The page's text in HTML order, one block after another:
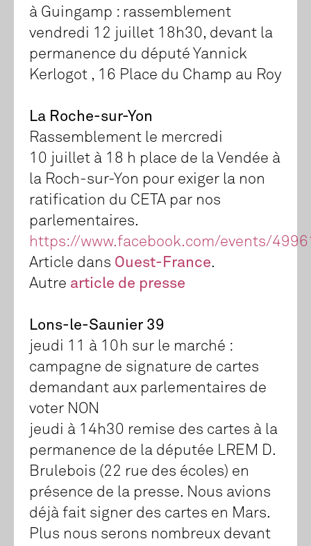
à Guingamp : rassemblement
vendredi 12 juillet 18h30, devant la
permanence du député Yannick
Kerlogot , 16 Place du Champ au Roy
La Roche-sur-Yon
Rassemblement le mercredi
10 juillet à 18 h place de la Vendée à
la Roch-sur-Yon pour exiger la non
ratification du CETA par nos
parlementaires.
https://www.facebook.com/events/
Article dans Ouest-France.
Autre article de presse
Lons-le-Saunier 39
jeudi 11 à 10h sur le marché :
campagne de signature de cartes
demandant aux parlementaires de
voter NON
jeudi à 14h30 remise des cartes à la
permanence de la députée LREM D.
Brulebois (22 rue des écoles) en
présence de la presse. Nous avions
déjà fait signer des cartes en Mars.
Plus nous serons nombreux devant